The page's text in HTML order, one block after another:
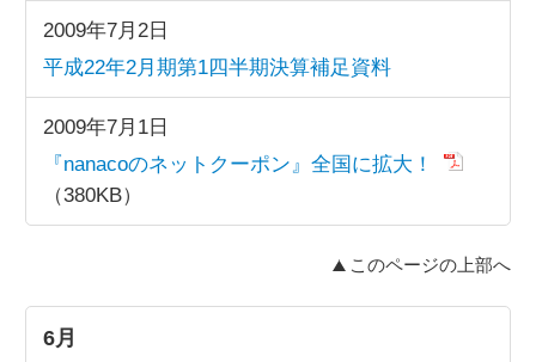
2009年7月2日
平成22年2月期第1四半期決算補足資料
2009年7月1日
『nanacoのネットクーポン』全国に拡大！
（380KB）
このページの上部へ
6月